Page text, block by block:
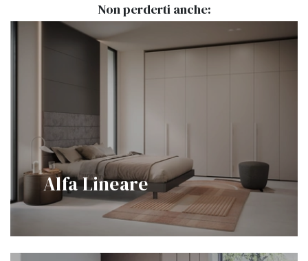
Non perderti anche:
Alfa Lineare